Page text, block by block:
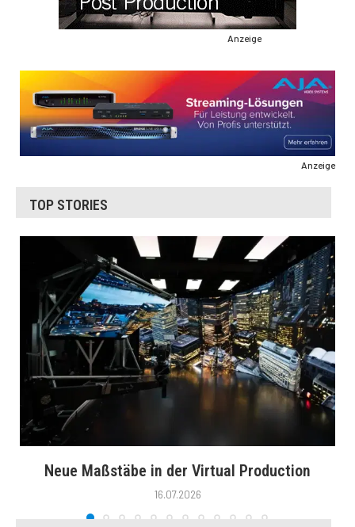
Anzeige
Anzeige
TOP STORIES
Neue Maßstäbe in der Virtual Production
16.07.2026